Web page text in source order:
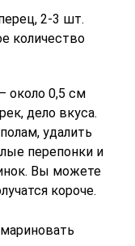
2-3 шт.
количество
около 0,5 см
дело вкуса.
удалить
перепонки и
Вы можете
короче.